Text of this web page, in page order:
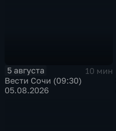
5 августа
10 мин
Вести Сочи (09:30)
05.08.2026